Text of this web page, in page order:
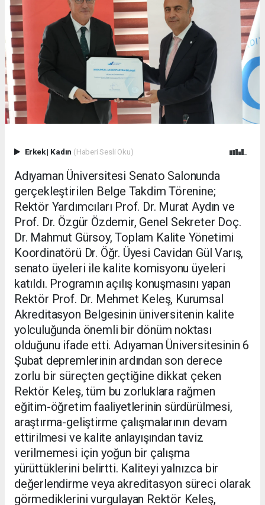
Erkek| Kadın (Haberi Sesli Oku)
Adıyaman Üniversitesi Senato Salonunda
gerçekleştirilen Belge Takdim Törenine;
Rektör Yardımcıları Prof. Dr. Murat Aydın ve
Prof. Dr. Özgür Özdemir, Genel Sekreter Doç.
Dr. Mahmut Gürsoy, Toplam Kalite Yönetimi
Koordinatörü Dr. Öğr. Üyesi Cavidan Gül Varış,
senato üyeleri ile kalite komisyonu üyeleri
katıldı. Programın açılış konuşmasını yapan
Rektör Prof. Dr. Mehmet Keleş, Kurumsal
Akreditasyon Belgesinin üniversitenin kalite
yolculuğunda önemli bir dönüm noktası
olduğunu ifade etti. Adıyaman Üniversitesinin 6
Şubat depremlerinin ardından son derece
zorlu bir süreçten geçtiğine dikkat çeken
Rektör Keleş, tüm bu zorluklara rağmen
eğitim-öğretim faaliyetlerinin sürdürülmesi,
araştırma-geliştirme çalışmalarının devam
ettirilmesi ve kalite anlayışından taviz
verilmemesi için yoğun bir çalışma
yürüttüklerini belirtti. Kaliteyi yalnızca bir
değerlendirme veya akreditasyon süreci olarak
görmediklerini vurgulayan Rektör Keleş,